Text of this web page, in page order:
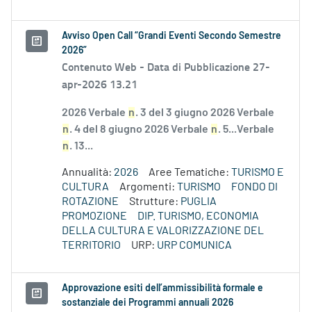
Avviso Open Call “Grandi Eventi Secondo Semestre
2026”
Contenuto Web - Data di Pubblicazione 27-
apr-2026 13.21
2026 Verbale n. 3 del 3 giugno 2026 Verbale
n. 4 del 8 giugno 2026 Verbale n. 5...Verbale
n. 13...
Annualità: 2026 Aree Tematiche: TURISMO E
CULTURA
Argomenti: TURISMO
FONDO DI
ROTAZIONE
Strutture: PUGLIA
PROMOZIONE
DIP. TURISMO, ECONOMIA
DELLA CULTURA E VALORIZZAZIONE DEL
TERRITORIO
URP: URP COMUNICA
Approvazione esiti dell’ammissibilità formale e
sostanziale dei Programmi annuali 2026